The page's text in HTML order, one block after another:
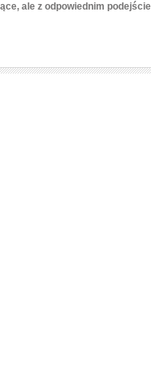
ale z odpowiednim